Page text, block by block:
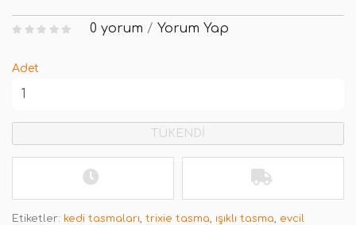
0 yorum / Yorum Yap
Adet
TÜKENDİ
Etiketler: kedi tasmaları, trixie tasma, ışıklı tasma, evcil